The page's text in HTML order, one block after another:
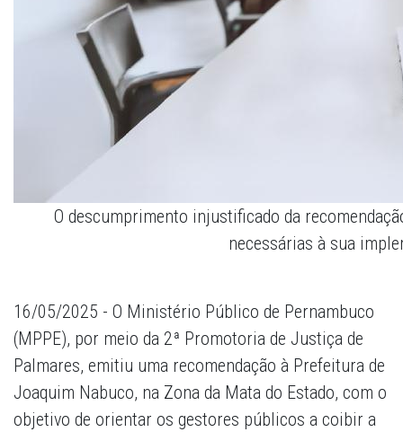
O descumprimento injustificado da
necessárias à sua
16/05/2025 - O Ministério Público de Pernambuco
(MPPE), por meio da 2ª Promotoria de Justiça de
Palmares, emitiu uma recomendação à Prefeitura de
Joaquim Nabuco, na Zona da Mata do Estado, com o
objetivo de orientar os gestores públicos a coibir a